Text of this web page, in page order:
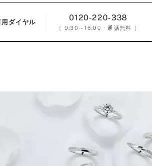
用ダイヤル 0120-220-338
［ 9:30～16:00 ・通話無料 ］